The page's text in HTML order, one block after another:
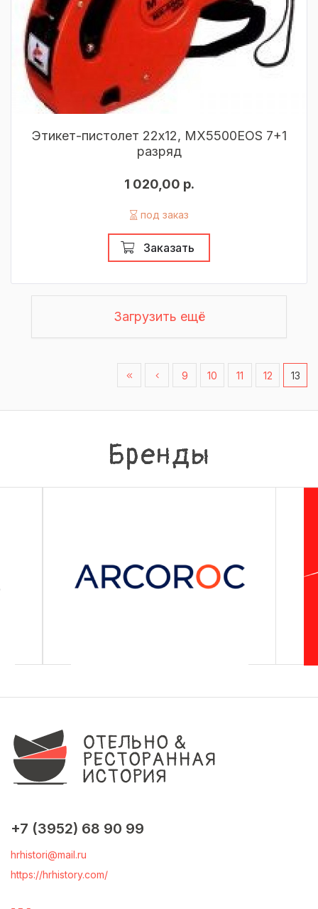
Этикет-пистолет 22х12, МХ5500EOS 7+1
разряд
1 020,00 р.
под заказ
Заказать
Загрузить ещё
9 10 11 12 13
Бренды
+7 (3952) 68 90 99
hrhistori@mail.ru
https://hrhistory.com/